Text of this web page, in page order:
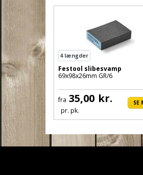
4 længder
Festool slibesvamp
69x98x26mm GR/6
fra 35,00 kr.
pr. pk.
SE